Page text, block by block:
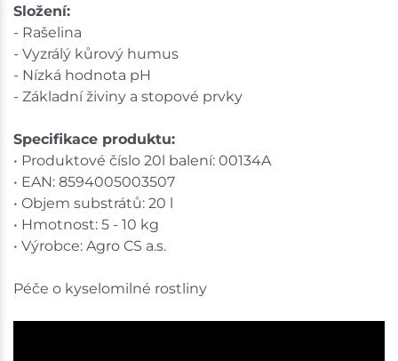
Složení:
- Rašelina
- Vyzrálý kůrový humus
- Nízká hodnota pH
- Základní živiny a stopové prvky
Specifikace produktu:
• Produktové číslo 20l balení: 00134A
• EAN: 8594005003507
• Objem substrátů: 20 l
• Hmotnost: 5 - 10 kg
• Výrobce: Agro CS a.s.
Péče o kyselomilné rostliny